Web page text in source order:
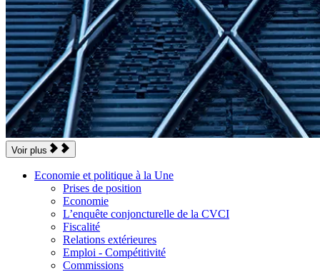
Voir plus
Economie et politique à la Une
Prises de position
Economie
L’enquête conjoncturelle de la CVCI
Fiscalité
Relations extérieures
Emploi - Compétitivité
Commissions